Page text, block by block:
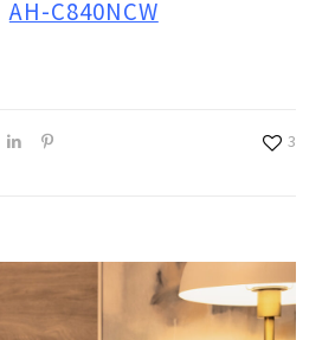
AH-C840NCW
3